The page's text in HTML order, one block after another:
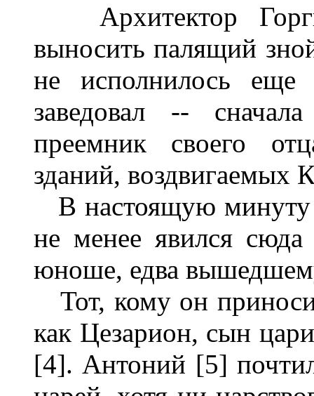
Архитектор
выносить палящий
не исполнилось
заведовал --
преемник своего
зданий, воздвигаемых
В настоящую минуту
не менее явился
юноше, едва
Тот, кому он
как Цезарион, сын
[4]. Антоний [5]